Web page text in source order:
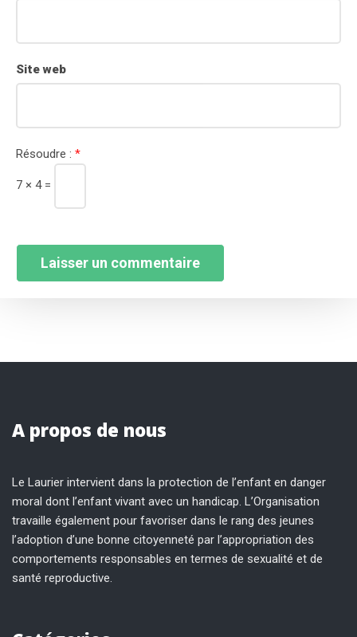
Site web
Résoudre : *
7 × 4 =
A propos de nous
Le Laurier intervient dans la protection de l’enfant en danger
moral dont l’enfant vivant avec un handicap. L’Organisation
travaille également pour favoriser dans le rang des jeunes
l’adoption d’une bonne citoyenneté par l’appropriation des
comportements responsables en termes de sexualité et de
santé reproductive.